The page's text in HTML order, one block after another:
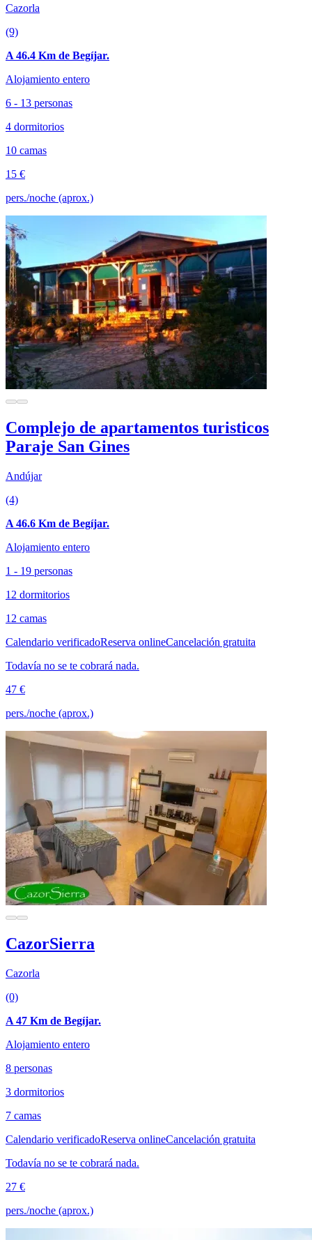
Cazorla
(9)
A 46.4 Km de Begíjar.
Alojamiento entero
6 - 13 personas
4 dormitorios
10 camas
15 €
pers./noche (aprox.)
Complejo de apartamentos turisticos
Paraje San Gines
Andújar
(4)
A 46.6 Km de Begíjar.
Alojamiento entero
1 - 19 personas
12 dormitorios
12 camas
Calendario verificadoReserva onlineCancelación gratuita
Todavía no se te cobrará nada.
47 €
pers./noche (aprox.)
CazorSierra
Cazorla
(0)
A 47 Km de Begíjar.
Alojamiento entero
8 personas
3 dormitorios
7 camas
Calendario verificadoReserva onlineCancelación gratuita
Todavía no se te cobrará nada.
27 €
pers./noche (aprox.)